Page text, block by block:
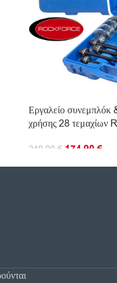
Εργαλείο συνεμπλόκ
χρήσης 28 τεμαχίων
249.90 € 174.90€
ΠΡΟΣΘΉΚΗ ΣΤΟ